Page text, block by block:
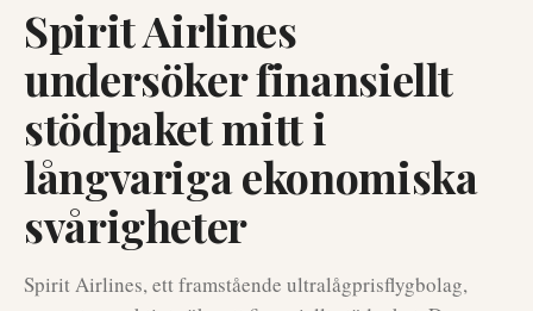
Spirit Airlines
undersöker finansiellt
stödpaket mitt i
långvariga ekonomiska
svårigheter
Spirit Airlines, ett framstående ultralågprisflygbolag,